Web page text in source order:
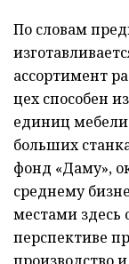
По словам
ассортимент
цех способен
единиц
больших
фонд «Даму»,
среднему
местами здесь
перспективе